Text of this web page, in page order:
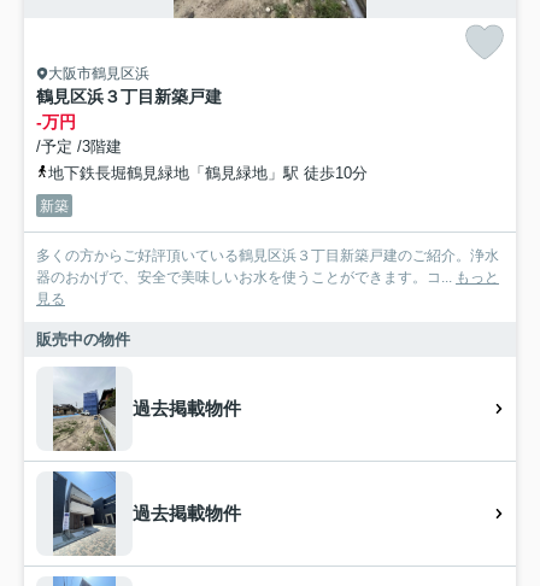
大阪市鶴見区浜
鶴見区浜３丁目新築戸建
-万円
/予定 /3階建
地下鉄長堀鶴見緑地「鶴見緑地」駅 徒歩10分
新築
多くの方からご好評頂いている鶴見区浜３丁目新築戸建のご紹介。浄水
器のおかげで、安全で美味しいお水を使うことができます。コ... もっと
見る
販売中の物件
過去掲載物件
過去掲載物件